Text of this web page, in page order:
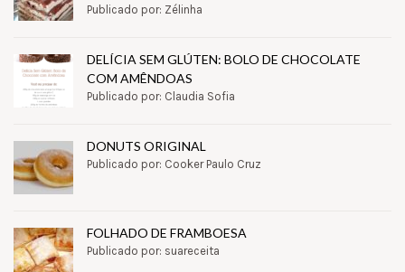
Publicado por: Zélinha
DELÍCIA SEM GLÚTEN: BOLO DE CHOCOLATE
COM AMÊNDOAS
Publicado por: Claudia Sofia
DONUTS ORIGINAL
Publicado por: Cooker Paulo Cruz
FOLHADO DE FRAMBOESA
Publicado por: suareceita